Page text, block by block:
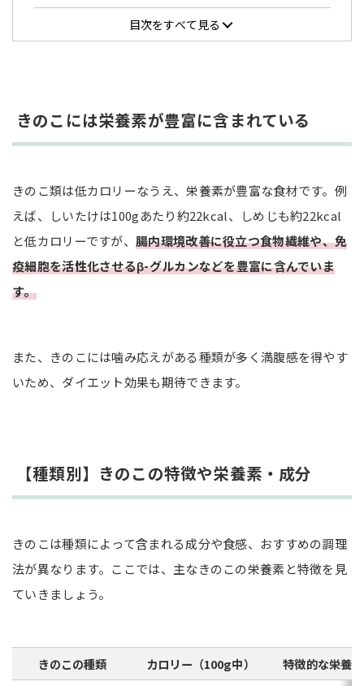
マッシュルーム
カリウム：血圧を正常に保つ
β-グルカン：免疫力を高める
ビタミンD：カルシウムの吸収を助ける
ビタミンB群：エネルギー代謝の要
きのこの栄養を無駄なく摂るコツ
きのこをおいしく食べるためのポイント
ニラときのこのサンラータン
鮭ときのこのホイル焼きハーブレモン風味
豚もも肉エリンギ巻き
揚げ豚の白菜あんかけ
白身魚の野菜あんかけ
目次をすべて見る
きのこには栄養素が豊富に含まれている
きのこ類は低カロリーなうえ、栄養素が豊富な食材です。例
えば、しいたけは100gあたり約22kcal、しめじも約22kcal
と低カロリーですが、 腸内環境改善に役立つ食物繊維や、免
疫細胞を活性化させるβ-グルカンなどを豊富に含んでいま
す。
また、きのこには噛み応えがある種類が多く満腹感を得やす
いため、ダイエット効果も期待できます。
【種類別】きのこの特徴や栄養素・成分
きのこは種類によって含まれる成分や食感、おすすめの調理
法が異なります。ここでは、主なきのこの栄養素と特徴を見
ていきましょう。
きのこの種類 カロリー（100g中） 特徴的な栄養